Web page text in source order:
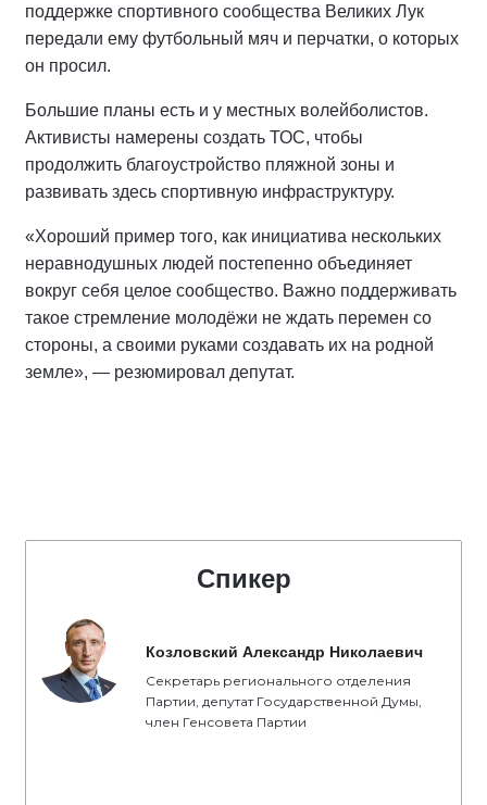
поддержке спортивного сообщества Великих Лук
передали ему футбольный мяч и перчатки, о которых
он просил.
Большие планы есть и у местных волейболистов.
Активисты намерены создать ТОС, чтобы
продолжить благоустройство пляжной зоны и
развивать здесь спортивную инфраструктуру.
«Хороший пример того, как инициатива нескольких
неравнодушных людей постепенно объединяет
вокруг себя целое сообщество. Важно поддерживать
такое стремление молодёжи не ждать перемен со
стороны, а своими руками создавать их на родной
земле», — резюмировал депутат.
Спикер
Козловский Александр Николаевич
Секретарь регионального отделения
Партии, депутат Государственной Думы,
член Генсовета Партии